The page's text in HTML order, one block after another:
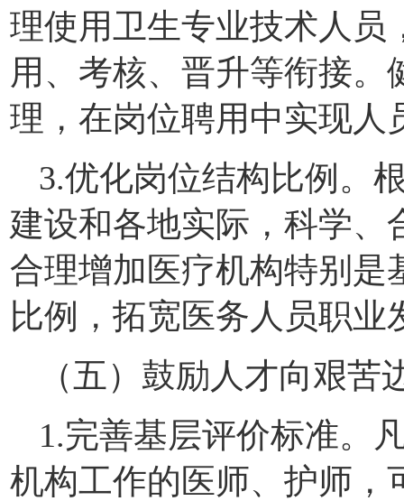
理使用卫生专业技术人员
用、考核、晋升等衔接
理，在岗位聘用中实现人
3.优化岗位结构比例。
建设和各地实际，科学、
合理增加医疗机构特别是
比例，拓宽医务人员职业
（五）鼓励人才向艰
1.完善基层评价标准。
机构工作的医师、护师，